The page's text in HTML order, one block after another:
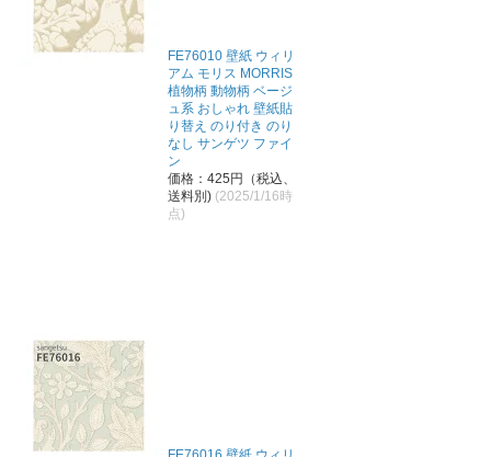
FE76010 壁紙 ウィリ
アム モリス MORRIS
植物柄 動物柄 ベージ
ュ系 おしゃれ 壁紙貼
り替え のり付き のり
なし サンゲツ ファイ
ン
価格：425円（税込、
送料別) (2025/1/16時
点)